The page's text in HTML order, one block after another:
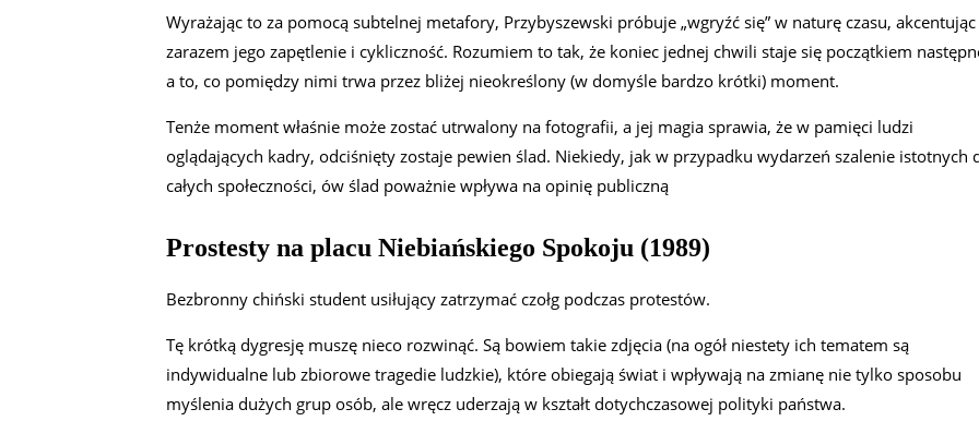
Wyrażając to za pomocą subtelnej metafory, Przybyszewski próbuje „wgryźć się” w naturę czasu, akcentując
zarazem jego zapętlenie i cykliczność. Rozumiem to tak, że koniec jednej chwili staje się początkiem
a to, co pomiędzy nimi trwa przez bliżej nieokreślony (w domyśle bardzo krótki) moment.
Tenże moment właśnie może zostać utrwalony na fotografii, a jej magia sprawia, że w pamięci ludzi
oglądających kadry, odciśnięty zostaje pewien ślad. Niekiedy, jak w przypadku wydarzeń szalenie istotnych
całych społeczności, ów ślad poważnie wpływa na opinię publiczną
Prostesty na placu Niebiańskiego Spokoju (1989)
Bezbronny chiński student usiłujący zatrzymać czołg podczas protestów.
Tę krótką dygresję muszę nieco rozwinąć. Są bowiem takie zdjęcia (na ogół niestety ich tematem są
indywidualne lub zbiorowe tragedie ludzkie), które obiegają świat i wpływają na zmianę nie tylko sposobu
myślenia dużych grup osób, ale wręcz uderzają w kształt dotychczasowej polityki państwa.